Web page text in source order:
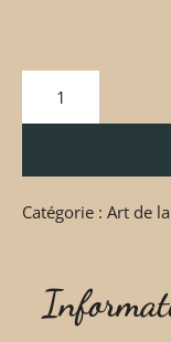
Catégorie : Art de